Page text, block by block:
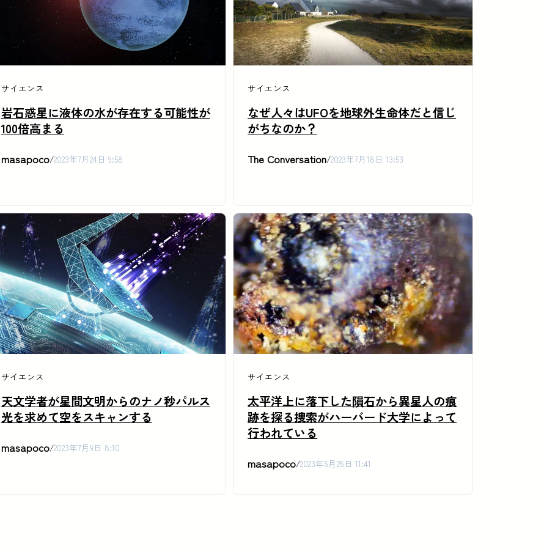
サイエンス
岩石惑星に液体の水が存在する可能性が
100倍高まる
masapoco/2023年7月24日 9:58
サイエンス
なぜ人々はUFOを地球外生命体だと信じ
がちなのか？
The Conversation/2023年7月18日 13:53
サイエンス
天文学者が星間文明からのナノ秒パルス
光を求めて空をスキャンする
masapoco/2023年7月9日 8:10
サイエンス
太平洋上に落下した隕石から異星人の痕
跡を探る捜索がハーバード大学によって
行われている
masapoco/2023年6月26日 11:41